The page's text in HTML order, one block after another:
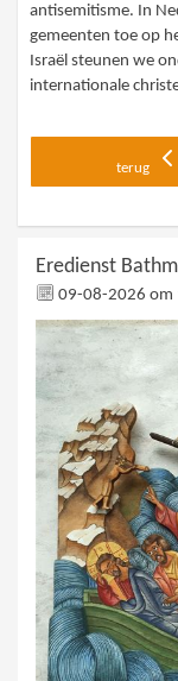
antisemitisme. In
gemeenten toe op
Israël steunen we
internationale
terug
Eredienst
09-08-2026 om